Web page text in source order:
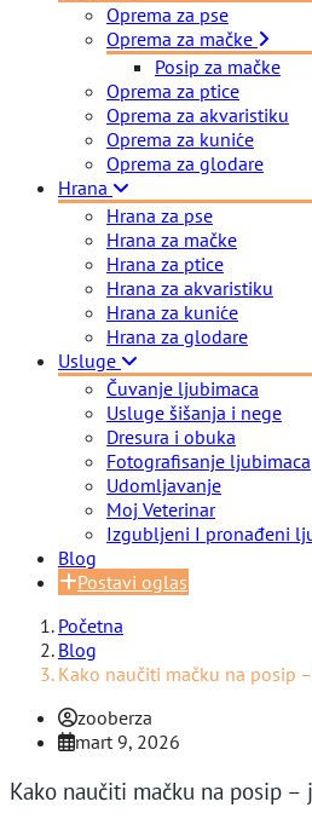
Oprema za pse
Oprema za mačke
Posip za mačke
Oprema za ptice
Oprema za akvaristiku
Oprema za kuniće
Oprema za glodare
Hrana
Hrana za pse
Hrana za mačke
Hrana za ptice
Hrana za akvaristiku
Hrana za kuniće
Hrana za glodare
Usluge
Čuvanje ljubimaca
Usluge šišanja i nege
Dresura i obuka
Fotografisanje ljubimaca
Udomljavanje
Moj Veterinar
Izgubljeni I pronađeni
Blog
Postavi oglas
Početna
Blog
Kako naučiti mačku na posip
zooberza
mart 9, 2026
Kako naučiti mačku na posip